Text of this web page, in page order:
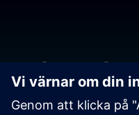
Ta kontakt
experter